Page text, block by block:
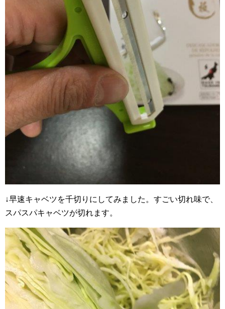
↓早速キャベツを千切りにしてみました。すごい切れ味で、
スパスパキャベツが切れます。